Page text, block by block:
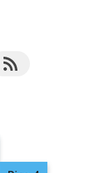
RSS Feed